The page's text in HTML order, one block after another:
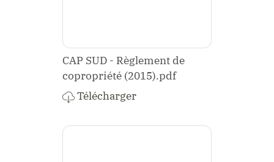
CAP SUD - Règlement de
copropriété (2015).pdf
Télécharger